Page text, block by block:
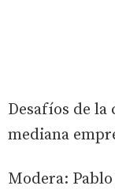
Desafíos de la
mediana
Modera: